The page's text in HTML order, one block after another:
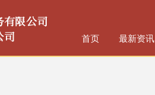
首页 最新资讯